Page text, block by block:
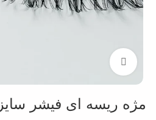
مژه ریسه ای فیشر سایز ۱4